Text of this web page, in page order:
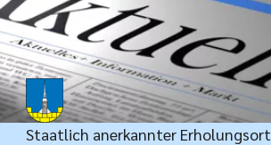
Staatlich anerkannter Erholungsort